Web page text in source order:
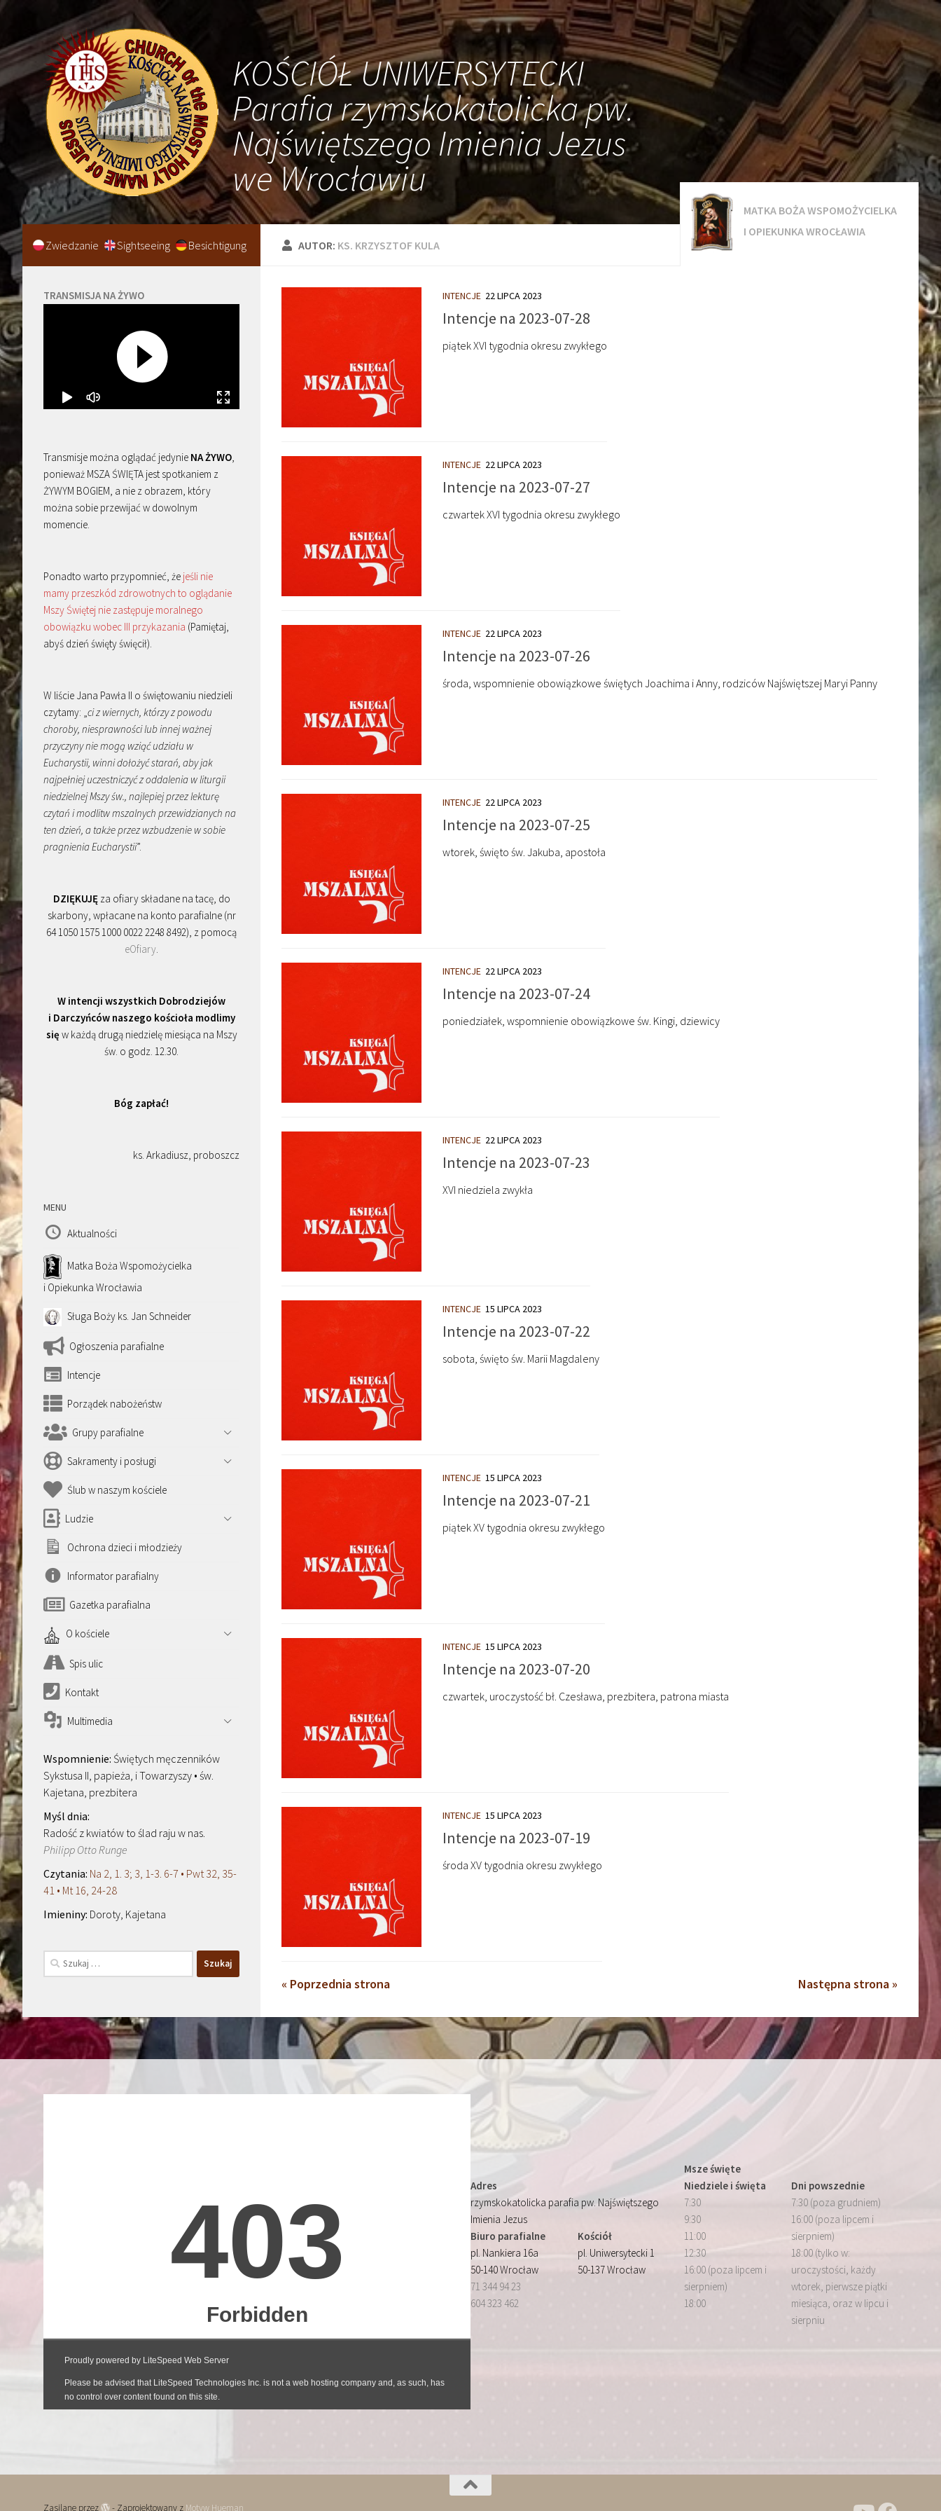
KOŚCIÓŁ UNIWERSYTECKI
Parafia rzymskokatolicka pw.
Najświętszego Imienia Jezus
we Wrocławiu
AUTOR: KS. KRZYSZTOF KULA
MATKA BOŻA WSPOMOŻYCIELKA
I OPIEKUNKA WROCŁAWIA
INTENCJE 22 LIPCA 2023
Intencje na 2023-07-28
piątek XVI tygodnia okresu zwykłego
INTENCJE 22 LIPCA 2023
Intencje na 2023-07-27
czwartek XVI tygodnia okresu zwykłego
INTENCJE 22 LIPCA 2023
Intencje na 2023-07-26
środa, wspomnienie obowiązkowe świętych Joachima i Anny, rodziców Najświętszej Maryi Panny
INTENCJE 22 LIPCA 2023
Intencje na 2023-07-25
wtorek, święto św. Jakuba, apostoła
INTENCJE 22 LIPCA 2023
Intencje na 2023-07-24
poniedziałek, wspomnienie obowiązkowe św. Kingi, dziewicy
INTENCJE 22 LIPCA 2023
Intencje na 2023-07-23
XVI niedziela zwykła
INTENCJE 15 LIPCA 2023
Intencje na 2023-07-22
sobota, święto św. Marii Magdaleny
INTENCJE 15 LIPCA 2023
Intencje na 2023-07-21
piątek XV tygodnia okresu zwykłego
INTENCJE 15 LIPCA 2023
Intencje na 2023-07-20
czwartek, uroczystość bł. Czesława, prezbitera, patrona miasta
INTENCJE 15 LIPCA 2023
Intencje na 2023-07-19
środa XV tygodnia okresu zwykłego
« Poprzednia strona Następna strona »
Zwiedzanie Sightseeing Besichtigung
TRANSMISJA NA ŻYWO
Transmisje można oglądać jedynie NA ŻYWO,
ponieważ MSZA ŚWIĘTA jest spotkaniem z
ŻYWYM BOGIEM, a nie z obrazem, który
można sobie przewijać w dowolnym
momencie.
Ponadto warto przypomnieć, że jeśli nie
mamy przeszkód zdrowotnych to oglądanie
Mszy Świętej nie zastępuje moralnego
obowiązku wobec III przykazania (Pamiętaj,
abyś dzień święty święcił).
W liście Jana Pawła II o świętowaniu niedzieli
czytamy: „ci z wiernych, którzy z powodu
choroby, niesprawności lub innej ważnej
przyczyny nie mogą wziąć udziału w
Eucharystii, winni dołożyć starań, aby jak
najpełniej uczestniczyć z oddalenia w liturgii
niedzielnej Mszy św., najlepiej przez lekturę
czytań i modlitw mszalnych przewidzianych na
ten dzień, a także przez wzbudzenie w sobie
pragnienia Eucharystii”.
DZIĘKUJĘza ofiary składane na tacę, do
skarbony, wpłacane na konto parafialne (nr
64 1050 1575 1000 0022 2248 8492), z pomocą
eOfiary.
W intencji wszystkich Dobrodziejów
i Darczyńców naszego kościoła modlimy
się w każdą drugą niedzielę miesiąca na Mszy
św. o godz. 12.30.
Bóg zapłać!
ks. Arkadiusz, proboszcz
MENU
Aktualności
Matka Boża Wspomożycielka
i Opiekunka Wrocławia
Sługa Boży ks. Jan Schneider
Ogłoszenia parafialne
Intencje
Porządek nabożeństw
Grupy parafialne
Sakramenty i posługi
Ślub w naszym kościele
Ludzie
Ochrona dzieci i młodzieży
Informator parafialny
Gazetka parafialna
O kościele
Spis ulic
Kontakt
Multimedia
Świętych męczenników
Sykstusa II, papieża, i Towarzyszy • św.
Kajetana, prezbitera
Radość z kwiatów to ślad raju w nas.
Philipp Otto Runge
Na 2, 1. 3; 3, 1-3. 6-7 • Pwt 32, 35-
41 • Mt 16, 24-28
Doroty, Kajetana
Szukaj:
Adres
rzymskokatolicka parafia pw. Najświętszego
Imienia Jezus
Biuro parafialne
pl. Nankiera 16a
50-140 Wrocław
71 344 94 23
604 323 462
Kościół
pl. Uniwersytecki 1
50-137 Wrocław
Msze święte
Niedziele i święta
7:30
9:30
11:00
12:30
16:00 (poza lipcem i
sierpniem)
18:00
Dni powszednie
7:30 (poza grudniem)
16:00 (poza lipcem i
sierpniem)
18:00 (tylko w:
uroczystości, każdy
wtorek, pierwsze piątki
miesiąca, oraz w lipcu i
sierpniu
Zasilane przez - Zaprojektowany z Motyw Hueman